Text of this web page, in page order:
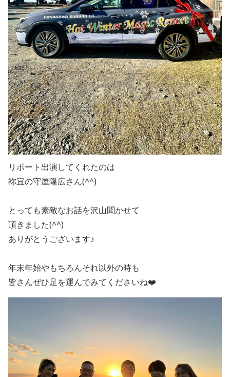
リポート出演してくれたのは
祢宜の守屋隆広さん(^^)
とっても素敵なお話を沢山聞かせて
頂きました(^^)
ありがとうございます♪
年末年始やもちろんそれ以外の時も
皆さんぜひ足を運んでみてくださいね❤️